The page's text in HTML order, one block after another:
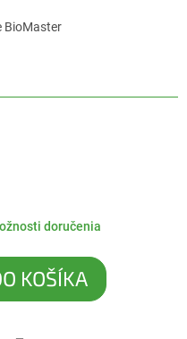
BioMaster
doručenia
KOŠÍKA